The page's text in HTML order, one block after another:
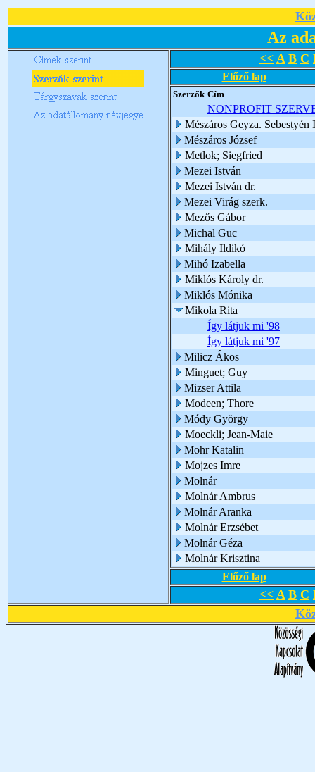
Az
<< A B C
Előző lap
Szerzők Cím
NONPROFIT
Mészáros Geyza. Sebestyén
Mészáros József
Metlok; Siegfried
Mezei István
Mezei István dr.
Mezei Virág szerk.
Mezős Gábor
Michal Guc
Mihály Ildikó
Mihó Izabella
Miklós Károly dr.
Miklós Mónika
Mikola Rita
Így látjuk mi '98
Így látjuk mi '97
Milicz Ákos
Minguet; Guy
Mizser Attila
Modeen; Thore
Módy György
Moeckli; Jean-Maie
Mohr Katalin
Mojzes Imre
Molnár
Molnár Ambrus
Molnár Aranka
Molnár Erzsébet
Molnár Géza
Molnár Krisztina
Előző lap
<< A B C